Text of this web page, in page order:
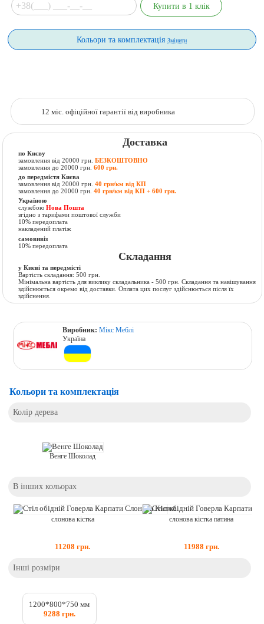
Кольори та комплектаціяЗмінити
12 міс. офіційної гарантії від виробника
Доставка
по Києву
замовлення від 20000 грн.БЕЗКОШТОВНО
замовлення до 20000 грн.600 грн.
до передмістя Києва
замовлення від 20000 грн.40 грн/км від КП
замовлення до 20000 грн.40 грн/км від КП + 600 грн.
Україною
службоюНова Пошта
згідно з тарифами поштової служби
10% передоплата
накладений платіж
самовивіз
10% передоплата
Складання
у Києві та передмісті
Вартість складання: 500 грн.
Мінімальна вартість для виклику складальника - 500 грн. Складання та навішування
здійснюється окремо від доставки. Оплата цих послуг здійснюється після їх
здійснення.
Виробник:Мікс Меблі
Україна
Кольори та комплектація
Колір дерева
Венге Шоколад
В інших кольорах
слонова кістка
11208 грн.
слонова кістка патина
11988 грн.
Інші розміри
1200*800*750 мм
9288 грн.